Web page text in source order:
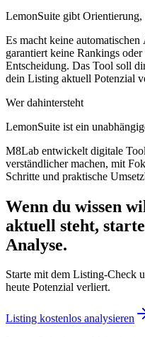
LemonSuite gibt Orientierung,
Es macht keine
garantiert keine Rankings
Entscheidung. Das Tool soll
dein Listing aktuell Potenzial
Wer dahintersteht
LemonSuite ist ein
M8Lab entwickelt digitale
verständlicher machen, mit
Schritte und praktische
Wenn du wissen
aktuell steht,
Analyse.
Starte mit dem Listing-Check
heute Potenzial verliert.
Listing kostenlos analysieren